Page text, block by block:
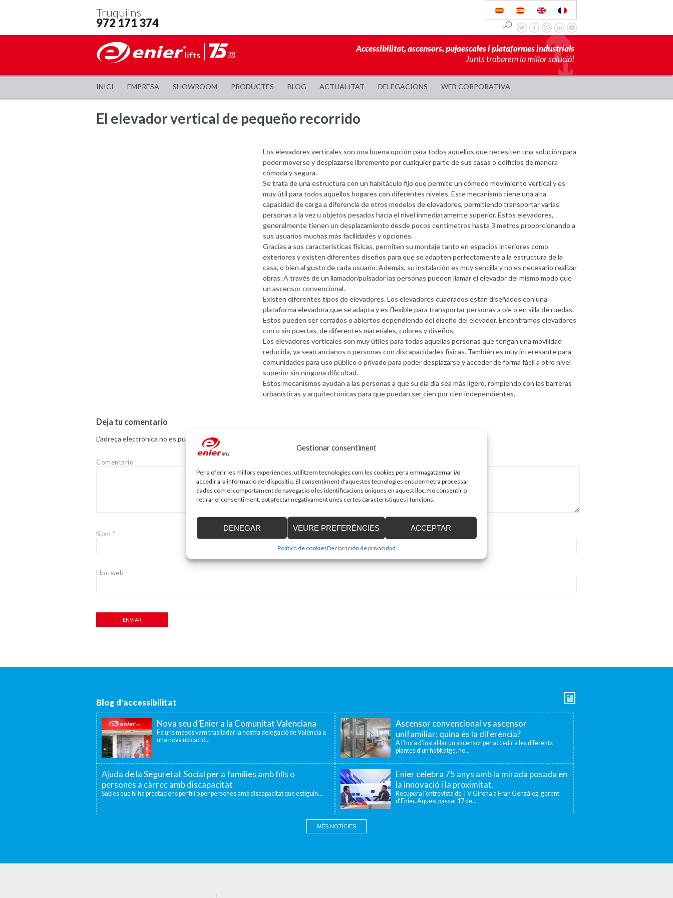
Gestionar consentiment
Per a oferir les millors experiències, utilitzem tecnologies com les cookies per a emmagatzemar i/o
accedir a la informació del dispositiu. El consentiment d'aquestes tecnologies ens permetrà processar
dades com el comportament de navegació o les identificacions úniques en aquest lloc. No consentir o
retirar el consentiment, pot afectar negativament unes certes característiques i funcions.
ACCEPTAR
DENEGAR VEURE PREFERÈNCIES
Política de cookiesDeclaración de privacidad
Truqui'ns
972 171 374
Accessibilitat, ascensors, pujaescales i plataformes industrials
Junts trobarem la millor solució!
INICI EMPRESA SHOWROOM PRODUCTES BLOG ACTUALITAT DELEGACIONS WEB CORPORATIVA
El elevador vertical de pequeño recorrido
Los elevadores verticales son una buena opción para todos aquellos que necesiten una solución para
poder moverse y desplazarse libremente por cualquier parte de sus casas o edificios de manera
cómoda y segura.
Se trata de una estructura con un habitáculo fijo que permite un cómodo movimiento vertical y es
muy útil para todos aquellos hogares con diferentes niveles. Este mecanismo tiene una alta
capacidad de carga a diferencia de otros modelos de elevadores, permitiendo transportar varias
personas a la vez u objetos pesados hacia el nivel inmediatamente superior. Estos elevadores,
generalmente tienen un desplazamiento desde pocos centímetros hasta 3 metros proporcionando a
sus usuarios muchas más facilidades y opciones.
Gracias a sus características físicas, permiten su montaje tanto en espacios interiores como
exteriores y existen diferentes diseños para que se adapten perfectamente a la estructura de la
casa, o bien al gusto de cada usuario. Además, su instalación es muy sencilla y no es necesario realizar
obras. A través de un llamador/pulsador las personas pueden llamar el elevador del mismo modo que
un ascensor convencional.
Existen diferentes tipos de elevadores. Los elevadores cuadrados están diseñados con una
plataforma elevadora que se adapta y es flexible para transportar personas a pie o en silla de ruedas.
Estos pueden ser cerrados o abiertos dependiendo del diseño del elevador. Encontramos elevadores
con o sin puertas, de diferentes materiales, colores y diseños.
Los elevadores verticales son muy útiles para todas aquellas personas que tengan una movilidad
reducida, ya sean ancianos o personas con discapacidades físicas. También es muy interesante para
comunidades para uso público o privado para poder desplazarse y acceder de forma fácil a otro nivel
superior sin ninguna dificultad.
Estos mecanismos ayudan a las personas a que su día día sea más ligero, rompiendo con las barreras
urbanísticas y arquitectónicas para que puedan ser cien por cien independientes.
Deja tu comentario
L'adreça electrònica no es publicarà.Els camps necessaris estan marcats amb
Comentario
Nom *
Lloc web
Blog d'accessibilitat
Nova seu d’Enier a la Comunitat Valenciana
Fa uns mesos vam traslladar la nostra delegació de València a
una nova ubicació...
Ascensor convencional vs ascensor
unifamiliar: quina és la diferència?
A l’hora d’instal·lar un ascensor per accedir a les diferents
plantes d’un habitatge, no...
Ajuda de la Seguretat Social per a famílies amb fills o
persones a càrrec amb discapacitat
Sabies que hi ha prestacions per fill o per persones amb discapacitat que estiguin...
Enier celebra 75 anys amb la mirada posada en
la innovació i la proximitat.
Recupera l’entrevista de TV Girona a Fran González, gerent
d’Enier. Aquest passat 17 de...
MÉS NOTÍCIES